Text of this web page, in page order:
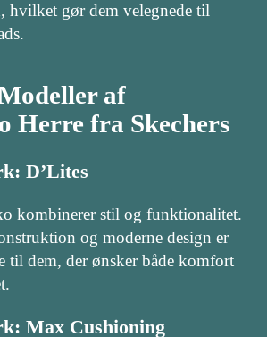
hvilket gør dem velegnede til
af
Herre fra Skechers
D’Lites
kombinerer stil og funktionalitet.
og moderne design er
til dem, der ønsker både komfort
Max Cushioning